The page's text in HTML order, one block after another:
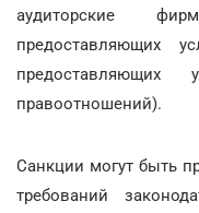
аудиторские
предоставляющих
правоотношений).
Санкции могут быть
требований